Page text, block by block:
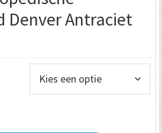
Denver Antraciet